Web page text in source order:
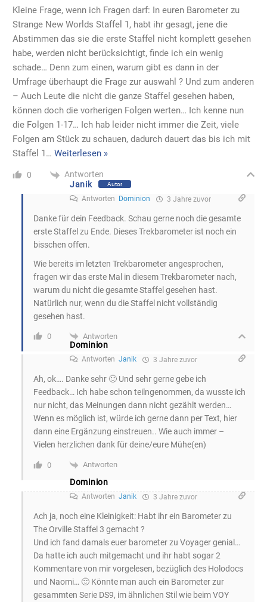
Kleine Frage, wenn ich Fragen darf: In euren Barometer zu
Strange New Worlds Staffel 1, habt ihr gesagt, jene die
Abstimmen das sie die erste Staffel nicht komplett gesehen
habe, werden nicht berücksichtigt, finde ich ein wenig
schade… Denn zum einen, warum gibt es dann in der
Umfrage überhaupt die Frage zur auswahl ? Und zum anderen
– Auch Leute die nicht die ganze Staffel gesehen haben,
können doch die vorherigen Folgen werten… Ich kenne nun
die Folgen 1-17… Ich hab leider nicht immer die Zeit, viele
Folgen am Stück zu schauen, dadurch dauert das bis ich mit
Staffel 1… Weiterlesen »
0
Antworten
Janik
Autor
Antworten Dominion 3 Jahre zuvor
Danke für dein Feedback. Schau gerne noch die gesamte
erste Staffel zu Ende. Dieses Trekbarometer ist noch ein
bisschen offen.
Wie bereits im letzten Trekbarometer angesprochen,
fragen wir das erste Mal in diesem Trekbarometer nach,
warum du nicht die gesamte Staffel gesehen hast.
Natürlich nur, wenn du die Staffel nicht vollständig
gesehen hast.
0 Antworten
Dominion
Antworten Janik 3 Jahre zuvor
Ah, ok…. Danke sehr 🙂 Und sehr gerne gebe ich
Feedback… Ich habe schon teilngenommen, da wusste ich
nur nicht, das Meinungen dann nicht gezählt werden…
Wenn es möglich ist, würde ich gerne dann per Text, hier
dann eine Ergänzung einstreuen.. Wie auch immer –
Vielen herzlichen dank für deine/eure Mühe(en)
0 Antworten
Dominion
Antworten Janik 3 Jahre zuvor
Ach ja, noch eine Kleinigkeit: Habt ihr ein Barometer zu
The Orville Staffel 3 gemacht ?
Und ich fand damals euer barometer zu Voyager genial…
Da hatte ich auch mitgemacht und ihr habt sogar 2
Kommentare von mir vorgelesen, bezüglich des Holodocs
und Naomi… 🙂 Könnte man auch ein Barometer zur
gesammten Serie DS9, im ähnlichen Stil wie beim VOY